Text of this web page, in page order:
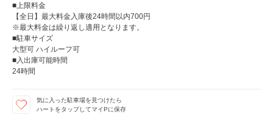
■上限料金
【全日】最大料金入庫後24時間以内700円
※最大料金は繰り返し適用となります。
■駐車サイズ
大型可 ハイルーフ可
■入出庫可能時間
24時間
気に入った駐車場を見つけたら
ハートをタップしてマイPに保存